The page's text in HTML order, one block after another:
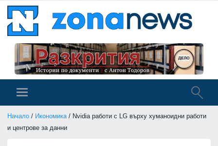
Начало / Икономика/ Nvidia работи с LG върху хуманоидни работи
и центрове за данни